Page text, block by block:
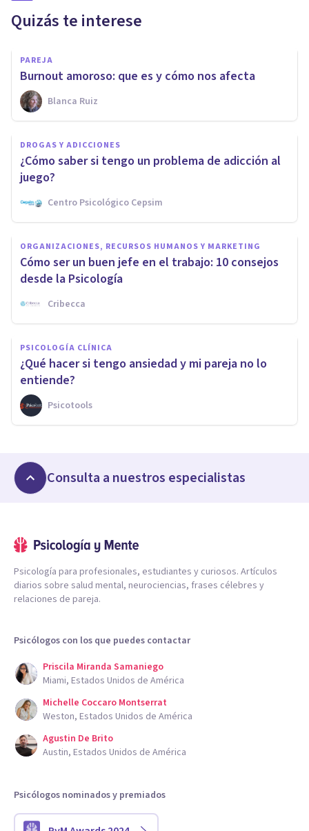
Quizás te interese
PAREJA
Burnout amoroso: que es y cómo nos afecta
Blanca Ruiz
DROGAS Y ADICCIONES
¿Cómo saber si tengo un problema de adicción al
juego?
Centro Psicológico Cepsim
ORGANIZACIONES, RECURSOS HUMANOS Y MARKETING
Cómo ser un buen jefe en el trabajo: 10 consejos
desde la Psicología
Cribecca
PSICOLOGÍA CLÍNICA
¿Qué hacer si tengo ansiedad y mi pareja no lo
entiende?
Psicotools
Consulta a nuestros especialistas
Psicología para profesionales, estudiantes y curiosos. Artículos
diarios sobre salud mental, neurociencias, frases célebres y
relaciones de pareja.
Psicólogos con los que puedes contactar
Priscila Miranda Samaniego
Miami, Estados Unidos de América
Michelle Coccaro Montserrat
Weston, Estados Unidos de América
Agustin De Brito
Austin, Estados Unidos de América
Psicólogos nominados y premiados